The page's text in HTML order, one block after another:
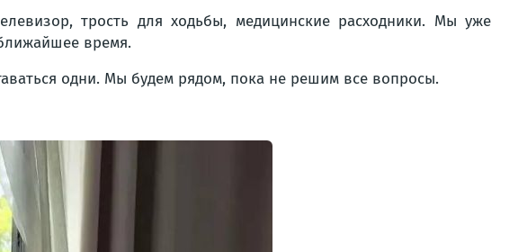
трость для ходьбы, медицинские расходники. Мы уже
время.
одни. Мы будем рядом, пока не решим все вопросы.